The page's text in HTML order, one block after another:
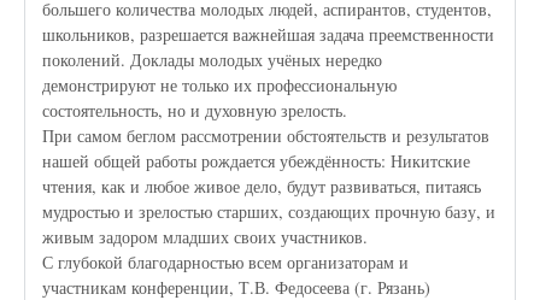
большего количества молодых людей, аспирантов, студентов,
школьников, разрешается важнейшая задача преемственности
поколений. Доклады молодых учёных нередко
демонстрируют не только их профессиональную
состоятельность, но и духовную зрелость.
При самом беглом рассмотрении обстоятельств и результатов
нашей общей работы рождается убеждённость: Никитские
чтения, как и любое живое дело, будут развиваться, питаясь
мудростью и зрелостью старших, создающих прочную базу, и
живым задором младших своих участников.
С глубокой благодарностью всем организаторам и
участникам конференции, Т.В. Федосеева (г. Рязань)